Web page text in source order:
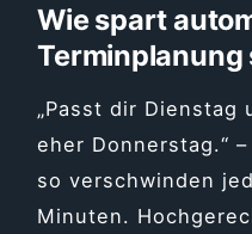
Wie spart
Terminplanung
„Passt dir Dienstag
eher Donnerstag.“ –
so verschwinden
Minuten.